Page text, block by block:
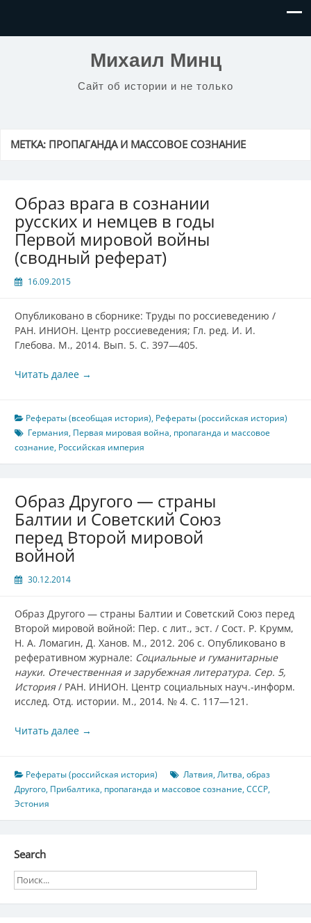
Михаил Минц
Сайт об истории и не только
МЕТКА: ПРОПАГАНДА И МАССОВОЕ СОЗНАНИЕ
Образ врага в сознании
русских и немцев в годы
Первой мировой войны
(сводный реферат)
16.09.2015
Опубликовано в сборнике: Труды по россиеведению /
РАН. ИНИОН. Центр россиеведения; Гл. ред. И. И.
Глебова. М., 2014. Вып. 5. С. 397—405.
Читать далее →
Рефераты (всеобщая история), Рефераты (российская история)
Германия, Первая мировая война, пропаганда и массовое
сознание, Российская империя
Образ Другого — страны
Балтии и Советский Союз
перед Второй мировой
войной
30.12.2014
Образ Другого — страны Балтии и Советский Союз перед
Второй мировой войной: Пер. с лит., эст. / Сост. Р. Крумм,
Н. А. Ломагин, Д. Ханов. М., 2012. 206 с. Опубликовано в
реферативном журнале: Социальные и гуманитарные
науки. Отечественная и зарубежная литература. Сер. 5,
История/ РАН. ИНИОН. Центр социальных науч.-информ.
исслед. Отд. истории. М., 2014. № 4. С. 117—121.
Читать далее →
Рефераты (российская история) Латвия,Литва,образ
Другого, Прибалтика, пропаганда и массовое сознание,СССР,
Эстония
Search